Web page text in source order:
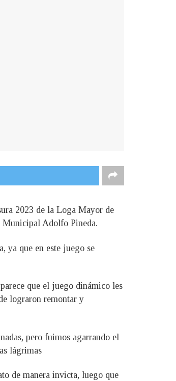
2023 de la Loga Mayor de
Municipal Adolfo Pineda.
ya que en este juego se
que el juego dinámico les
lograron remontar y
pero fuimos agarrando el
lágrimas
de manera invicta, luego que